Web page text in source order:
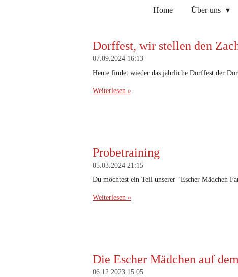
Home Über uns
Dorffest, wir stellen den
07.09.2024 16:13
Heute findet wieder das jährliche Dorffest der
Weiterlesen »
Probetraining
05.03.2024 21:15
Du möchtest ein Teil unserer "Escher Mädchen
Weiterlesen »
Die Escher Mädchen auf
06.12.2023 15:05